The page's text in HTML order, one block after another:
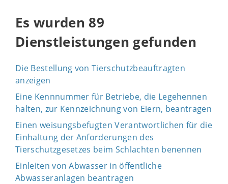
Es wurden 89
Dienstleistungen gefunden
Die Bestellung von Tierschutzbeauftragten
anzeigen
Eine Kennnummer für Betriebe, die Legehennen
halten, zur Kennzeichnung von Eiern, beantragen
Einen weisungsbefugten Verantwortlichen für die
Einhaltung der Anforderungen des
Tierschutzgesetzes beim Schlachten benennen
Einleiten von Abwasser in öffentliche
Abwasseranlagen beantragen